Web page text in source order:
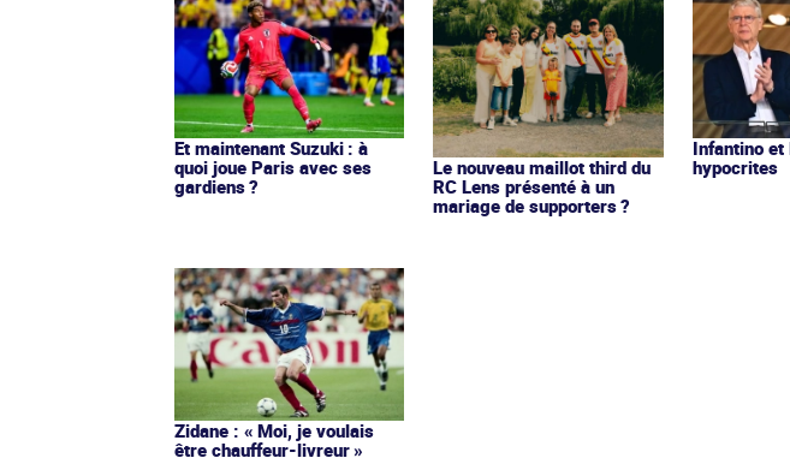
Et maintenant Suzuki : à
quoi joue Paris avec ses
gardiens ?
Le nouveau maillot third du
RC Lens présenté à un
mariage de supporters ?
Infantino et
hypocrites
Zidane : « Moi, je voulais
être chauffeur-livreur »